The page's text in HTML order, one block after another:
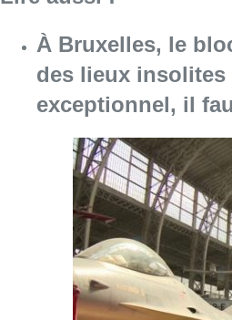
À Bruxelles, le
des lieux insolites
exceptionnel, il